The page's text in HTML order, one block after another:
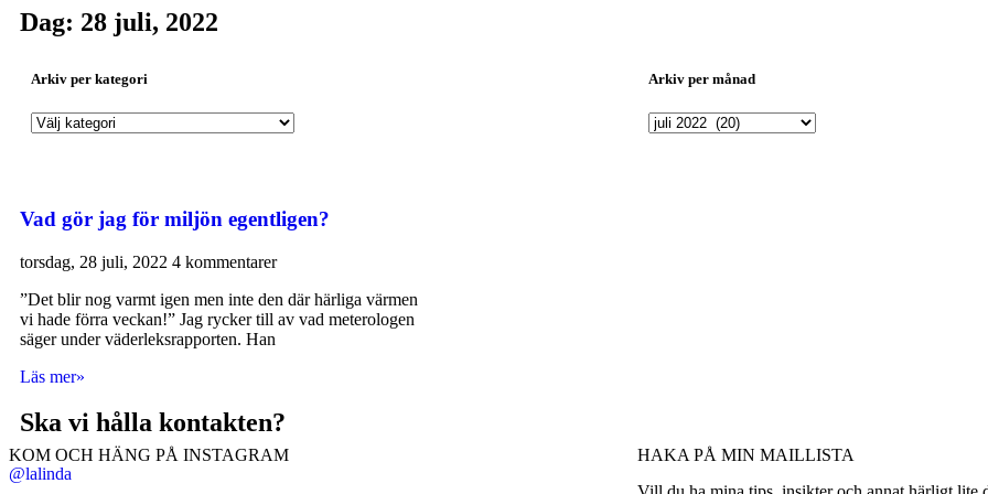
Dag: 28 juli, 2022
Arkiv per kategori Arkiv per månad
Vad gör jag för miljön egentligen?
torsdag, 28 juli, 2022 4 kommentarer
”Det blir nog varmt igen men inte den där härliga värmen
vi hade förra veckan!” Jag rycker till av vad meterologen
säger under väderleksrapporten. Han
Läs mer»
Ska vi hålla kontakten?
KOM OCH HÄNG PÅ INSTAGRAM
@lalinda
HAKA PÅ MIN MAILLISTA